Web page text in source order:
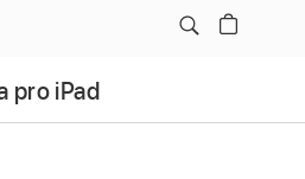
pro iPad